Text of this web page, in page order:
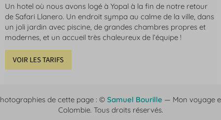
Un hotel où nous avons logé à Yopal à la fin de notre retour
de Safari Llanero. Un endroit sympa au calme de la ville, dans
un joli jardin avec piscine, de grandes chambres propres et
modernes, et un accueil très chaleureux de l’équipe !
VOIR LES TARIFS
de cette page : © Samuel Bourille — Mon voyage
Colombie. Tous droits réservés.